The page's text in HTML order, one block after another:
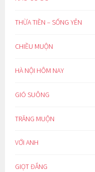
THỪA TIỀN – SỐNG YÊN
CHIỀU MUỘN
HÀ NỘI HÔM NAY
GIÓ SUÔNG
TRĂNG MUỘN
VỚI ANH
GIỌT ĐẮNG